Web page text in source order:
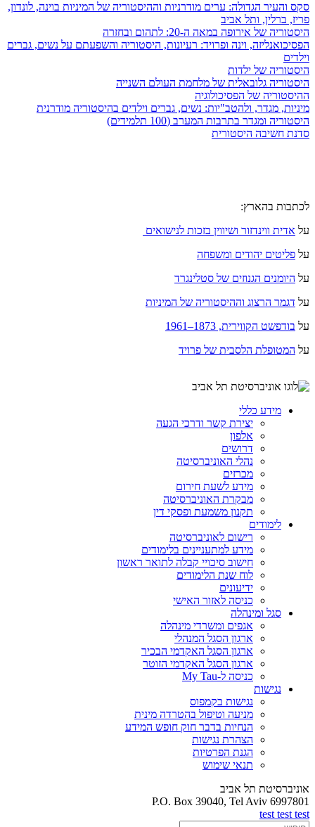
סקס והעיר הגדולה: ערים מודרניות וההיסטוריה של המיניות בוינה, לונדון,
פריז, ברלין, ותל אביב
היסטוריה של אירופה במאה ה-20: לתהום ובחזרה
הפסיכואנליזה, וינה ופרויד: רעיונות, היסטוריה והשפעתם על נשים, גברים
וילדים
היסטוריה של ילדות
היסטוריה גלובאלית של מלחמת העולם השנייה
ההיסטוריה של הפסיכולוגיה
מיניות, מגדר, ולהטב"יות: נשים, גברים וילדים בהיסטוריה מודרנית
היסטוריה ומגדר בתרבות המערב (100 תלמידים)
סדנת חשיבה היסטורית
לכתבות בהארץ:
על אדית ווינדזור ושיווין בזכות לנישואים
על פליטים יהודים ומשפחה
על היומנים הגנוזים של סטלינגרד
על דגמר הרצוג וההיסטוריה של המיניות
על בודפשט הקווירית, 1873–1961
על המטופלת הלסבית של פרויד
מידע כללי
יצירת קשר ודרכי הגעה
אלפון
דרושים
נהלי האוניברסיטה
מכרזים
מידע לשעת חירום
מבקרת האוניברסיטה
תקנון משמעת ופסקי דין
לימודים
רישום לאוניברסיטה
מידע למתעניינים בלימודים
חישוב סיכויי קבלה לתואר ראשון
לוח שנת הלימודים
ידיעונים
כניסה לאזור האישי
סגל ומינהלה
אגפים ומשרדי מינהלה
ארגון הסגל המנהלי
ארגון הסגל האקדמי הבכיר
ארגון הסגל האקדמי הזוטר
כניסה ל-My Tau
נגישות
נגישות בקמפוס
מניעה וטיפול בהטרדה מינית
הנחיות בדבר חוק חופש המידע
הצהרת נגישות
הגנת הפרטיות
תנאי שימוש
אוניברסיטת תל אביב
P.O. Box 39040, Tel Aviv 6997801
test test test